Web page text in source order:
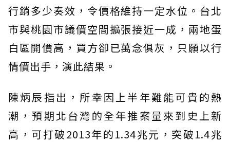
行銷多少奏效，令價格維持一定水位。台北
市與桃園市議價空間擴張接近一成，兩地蛋
白區開價高，買方卻已萬念俱灰，只願以行
情價出手，演此結果。
陳炳辰指出，所幸因上半年難能可貴的熱
潮，預期北台灣的全年推案量來到史上新
高，可打破2013年的1.34兆元，突破1.4兆